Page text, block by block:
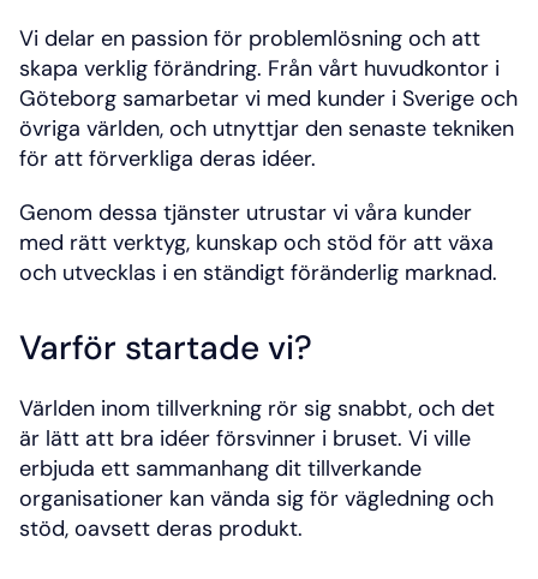
Vi delar en passion för problemlösning och att
skapa verklig förändring. Från vårt huvudkontor i
Göteborg samarbetar vi med kunder i Sverige och
övriga världen, och utnyttjar den senaste tekniken
för att förverkliga deras idéer.
Genom dessa tjänster utrustar vi våra kunder
med rätt verktyg, kunskap och stöd för att växa
och utvecklas i en ständigt föränderlig marknad.
Varför startade vi?
Världen inom tillverkning rör sig snabbt, och det
är lätt att bra idéer försvinner i bruset. Vi ville
erbjuda ett sammanhang dit tillverkande
organisationer kan vända sig för vägledning och
stöd, oavsett deras produkt.